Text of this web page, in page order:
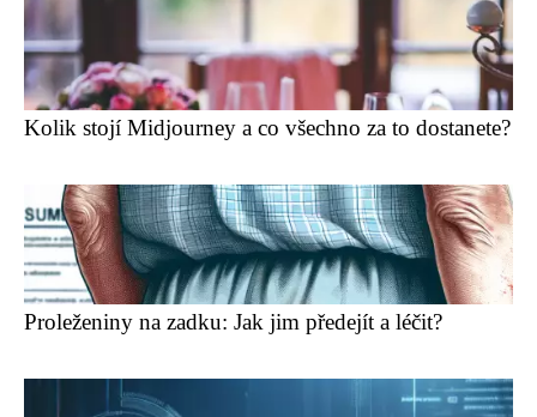
Kolik stojí Midjourney a co všechno za to dostanete?
Proleženiny na zadku: Jak jim předejít a léčit?